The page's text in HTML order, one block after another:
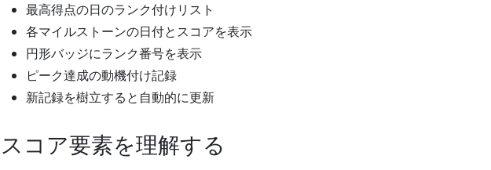
最高得点の日のランク付けリスト
各マイルストーンの日付とスコアを表示
円形バッジにランク番号を表示
ピーク達成の動機付け記録
新記録を樹立すると自動的に更新
スコア要素を理解する